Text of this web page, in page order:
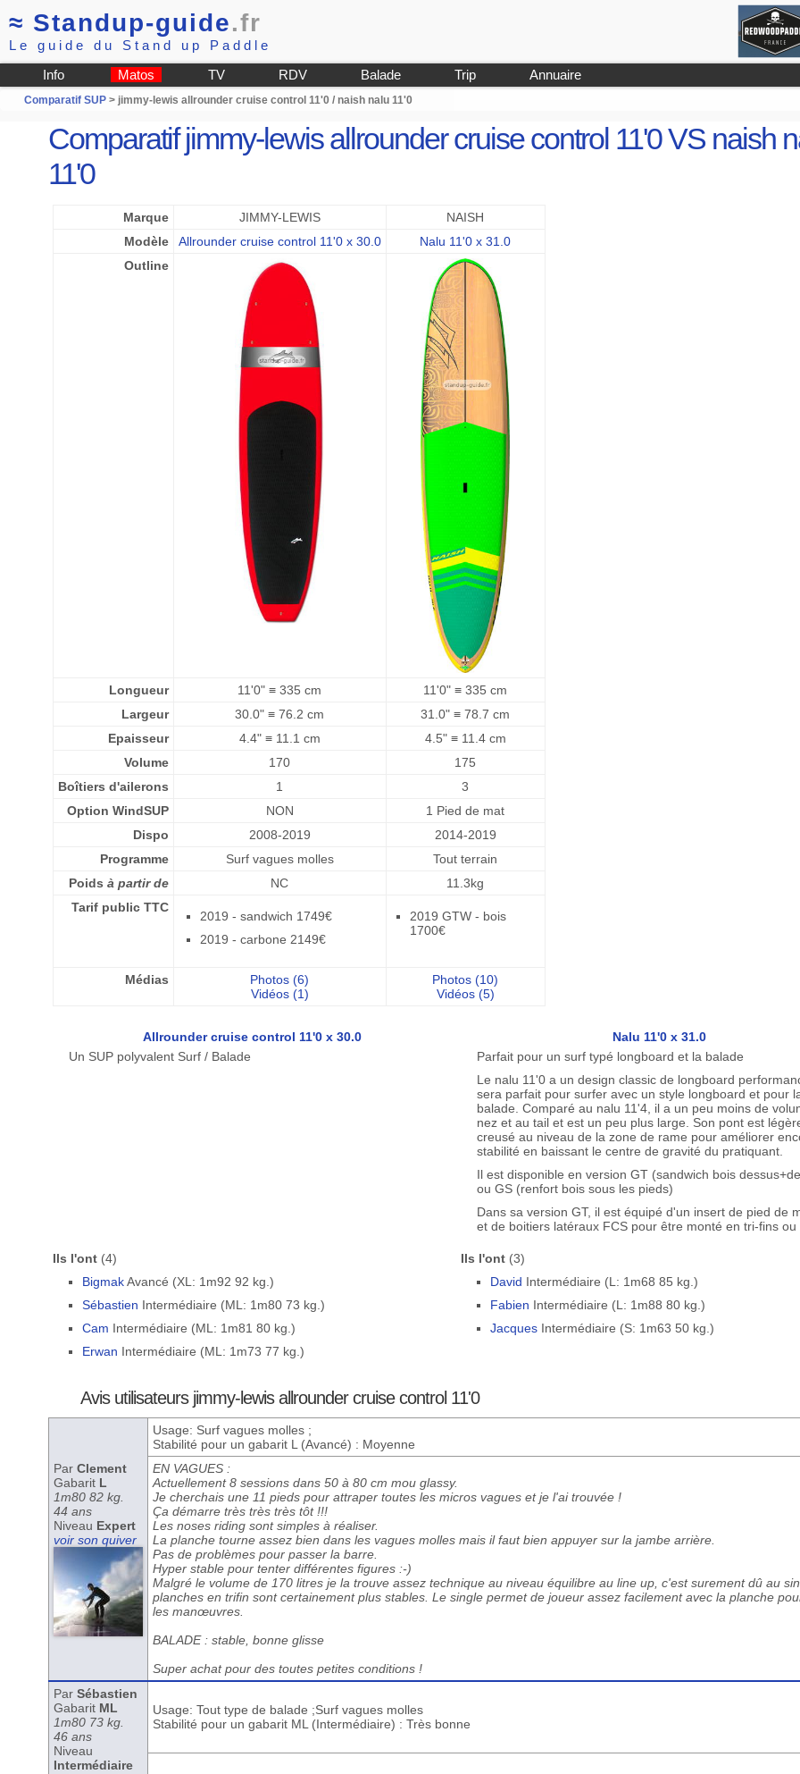
≈ Standup-guide.fr
Le guide du Stand up Paddle
Info
Matos TV RDV Balade Trip Annuaire
Comparatif SUP > jimmy-lewis allrounder cruise control 11'0 / naish nalu 11'0
Comparatif jimmy-lewis allrounder cruise control 11'0 VS naish
11'0
Marque JIMMY-LEWIS
NAISH
Modèle
Allrounder cruise control 11'0 x 30.0
Nalu 11'0 x 31.0
Outline
Longueur 11'0" ≡ 335 cm
11'0" ≡ 335 cm
Largeur
30.0" ≡ 76.2 cm
31.0" ≡ 78.7 cm
Epaisseur
4.4" ≡ 11.1 cm
4.5" ≡ 11.4 cm
Volume
170
175
Boîtiers d'ailerons
1
3
Option WindSUP
NON
1 Pied de mat
Dispo
2008-2019
2014-2019
Programme
Surf vagues molles
Tout terrain
Poids à partir de NC
11.3kg
Tarif public TTC
2019 - sandwich 1749€
2019 - carbone 2149€
2019 GTW - bois
1700€
Médias
Photos (6)
Vidéos (1)
Photos (10)
Vidéos (5)
Allrounder cruise control 11'0 x 30.0
Nalu 11'0 x 31.0
Un SUP polyvalent Surf / Balade
Parfait pour un surf typé longboard et la balade
Le nalu 11'0 a un design classic de longboard
sera parfait pour surfer avec un style longboard et pour
balade. Comparé au nalu 11'4, il a un peu moins de
nez et au tail et est un peu plus large. Son pont est
creusé au niveau de la zone de rame pour améliorer
stabilité en baissant le centre de gravité du pratiquant.
Il est disponible en version GT (sandwich bois
ou GS (renfort bois sous les pieds)
Dans sa version GT, il est équipé d'un insert de pied de
et de boitiers latéraux FCS pour être monté en tri-fins ou
Ils l'ont(4)
BigmakAvancé (XL: 1m92 92 kg.)
Sébastien Intermédiaire (ML: 1m80 73 kg.)
Cam Intermédiaire (ML: 1m81 80 kg.)
Erwan Intermédiaire (ML: 1m73 77 kg.)
Ils l'ont(3)
David Intermédiaire (L: 1m68 85 kg.)
Fabien Intermédiaire (L: 1m88 80 kg.)
JacquesIntermédiaire (S: 1m63 50 kg.)
Avis utilisateurs jimmy-lewis allrounder cruise control 11'0
Par Clement
Gabarit L
1m80 82 kg.
44 ans
Niveau Expert
voir son quiver
Usage: Surf vagues molles ;
Stabilité pour un gabarit L (Avancé) : Moyenne
EN VAGUES :
Actuellement 8 sessions dans 50 à 80 cm mou glassy.
Je cherchais une 11 pieds pour attraper toutes les micros vagues et je l'ai trouvée !
Ça démarre très très très tôt !!!
Les noses riding sont simples à réaliser.
La planche tourne assez bien dans les vagues molles mais il faut bien appuyer sur la jambe arrière.
Pas de problèmes pour passer la barre.
Hyper stable pour tenter différentes figures :-)
Malgré le volume de 170 litres je la trouve assez technique au niveau équilibre au line up, c'est surement dû au
planches en trifin sont certainement plus stables. Le single permet de joueur assez facilement avec la planche
les manœuvres.
BALADE : stable, bonne glisse
Super achat pour des toutes petites conditions !
Par Sébastien
Gabarit ML
1m80 73 kg.
46 ans
Niveau
Intermédiaire
Usage: Tout type de balade ;Surf vagues molles
Stabilité pour un gabarit ML (Intermédiaire) : Très bonne